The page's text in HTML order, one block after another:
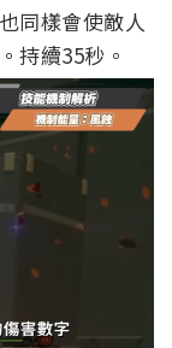
同樣會使敵人
持續35秒。